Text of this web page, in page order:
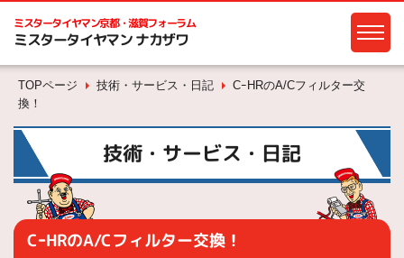
ミスタータイヤマン京都・滋賀フォーラム
ミスタータイヤマン ナカザワ
TOPページ 技術・サービス・日記
CｰHRのA/Cフィルター交
換！
技術・サービス・日記
CｰHRのA/Cフィルター交換！